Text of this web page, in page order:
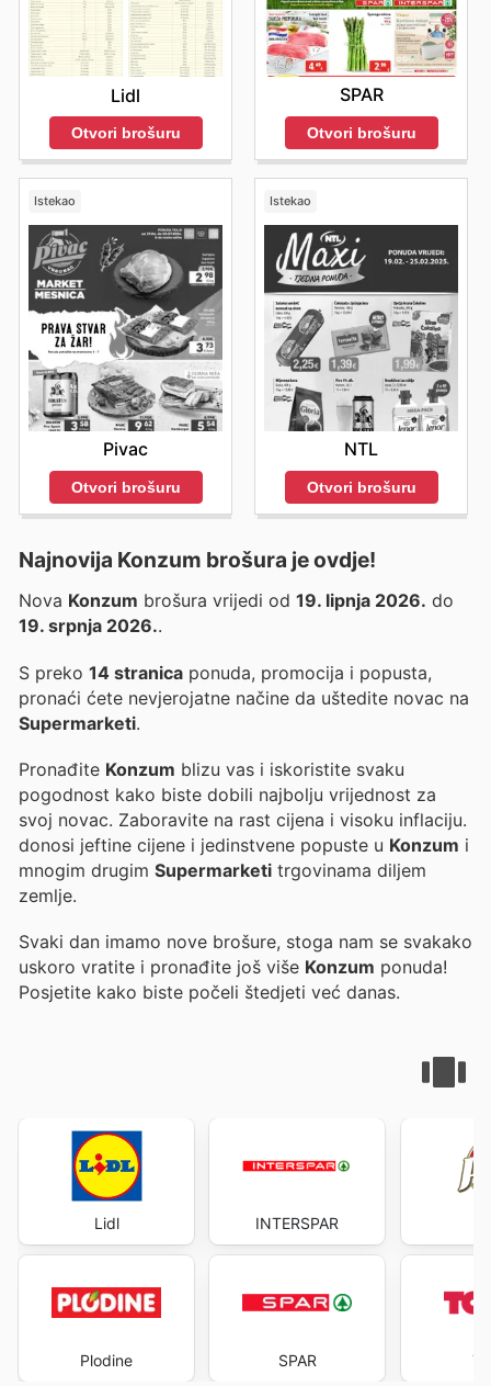
Lidl
Otvori brošuru
SPAR
Otvori brošuru
Istekao
Pivac
Otvori brošuru
Istekao
NTL
Otvori brošuru
Najnovija Konzum brošura je ovdje!
Nova Konzum brošura vrijedi od 19. lipnja 2026. do
19. srpnja 2026..
S preko 14 stranica ponuda, promocija i popusta,
pronaći ćete nevjerojatne načine da uštedite novac na
Supermarketi.
Pronađite Konzum blizu vas i iskoristite svaku
pogodnost kako biste dobili najbolju vrijednost za
svoj novac. Zaboravite na rast cijena i visoku inflaciju.
donosi jeftine cijene i jedinstvene popuste u Konzum i
mnogim drugim Supermarketi trgovinama diljem
zemlje.
Svaki dan imamo nove brošure, stoga nam se svakako
uskoro vratite i pronađite još više Konzum ponuda!
Posjetite kako biste počeli štedjeti već danas.
Lidl
Plodine
INTERSPAR
SPAR